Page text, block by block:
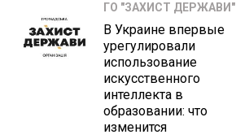
ГО "ЗАХИСТ ДЕРЖАВИ"
В Украине впервые
урегулировали
использование
искусственного
интеллекта в
образовании: что
изменится